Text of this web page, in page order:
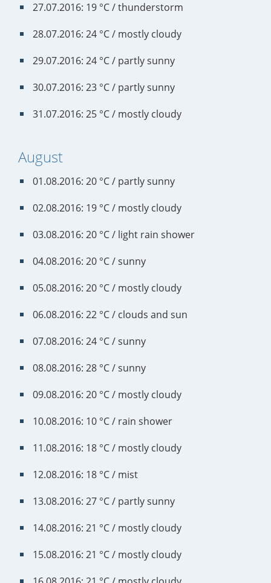
27.07.2016: 19 °C / thunderstorm
28.07.2016: 24 °C / mostly cloudy
29.07.2016: 24 °C / partly sunny
30.07.2016: 23 °C / partly sunny
31.07.2016: 25 °C / mostly cloudy
August
01.08.2016: 20 °C / partly sunny
02.08.2016: 19 °C / mostly cloudy
03.08.2016: 20 °C / light rain shower
04.08.2016: 20 °C / sunny
05.08.2016: 20 °C / mostly cloudy
06.08.2016: 22 °C / clouds and sun
07.08.2016: 24 °C / sunny
08.08.2016: 28 °C / sunny
09.08.2016: 20 °C / mostly cloudy
10.08.2016: 10 °C / rain shower
11.08.2016: 18 °C / mostly cloudy
12.08.2016: 18 °C / mist
13.08.2016: 27 °C / partly sunny
14.08.2016: 21 °C / mostly cloudy
15.08.2016: 21 °C / mostly cloudy